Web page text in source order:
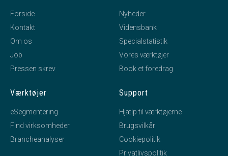
Forside
Kontakt
Om os
Job
Pressen skrev
Nyheder
Vidensbank
Specialstatistik
Vores værktøjer
Book et foredrag
Værktøjer
eSegmentering
Find virksomheder
Brancheanalyser
Support
Hjælp til værktøjerne
Brugsvilkår
Cookiepolitik
Privatlivspolitik